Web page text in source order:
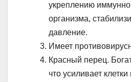
укреплению
организма,
давление.
Имеет
Красный перец.
что усиливает